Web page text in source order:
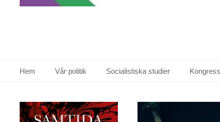
Primär meny
Hem Vår politik Socialistiska studier